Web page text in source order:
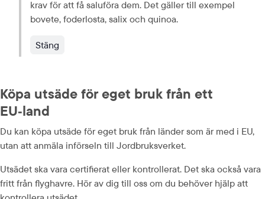
krav för att få saluföra dem. Det gäller till exempel
bovete, foderlosta, salix och quinoa.
Stäng
Köpa utsäde för eget bruk från ett
EU‑land
Du kan köpa utsäde för eget bruk från länder som är med i EU,
utan att anmäla införseln till Jordbruksverket.
Utsädet ska vara certifierat eller kontrollerat. Det ska också vara
fritt från flyghavre. Hör av dig till oss om du behöver hjälp att